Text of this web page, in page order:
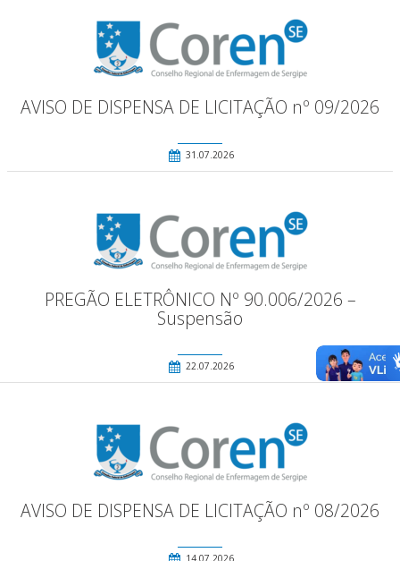
AVISO DE DISPENSA DE LICITAÇÃO nº 09/2026
31.07.2026
PREGÃO ELETRÔNICO Nº 90.006/2026 –
Suspensão
22.07.2026
AVISO DE DISPENSA DE LICITAÇÃO nº 08/2026
14.07.2026